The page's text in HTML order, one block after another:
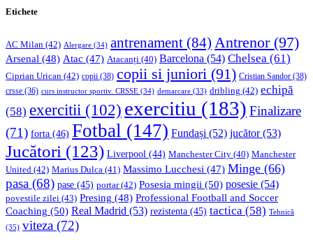
Etichete
AC Milan (42) Alergare (34) antrenament (84) Antrenor(97)
Arsenal (48) Atac (47) Atacanți (40) Barcelona (54) Chelsea (61)
Ciprian Urican (42) copii (38) copii si juniori (91) Cristian Sandor (38)
crsse (36) curs instructor sportiv. CRSSE (34) demarcare (33) dribling (42) echipă
(58) exercitii (102) exercitiu (183) Finalizare
(71) forta (46) Fotbal (147) Fundași (52) jucător(53)
Jucători (123) Liverpool (44) Manchester City (40) Manchester
United (42) Marius Dulca (41) Massimo Lucchesi (47) Minge (66)
pasa (68) pase (45) portar(42) Posesia mingii (50) posesie (54)
povestile zilei (43) Presing (48) Professional Football and Soccer
Coaching (50) Real Madrid (53) rezistenta (45) tactica (58) Tehnică
(35) viteza (72)